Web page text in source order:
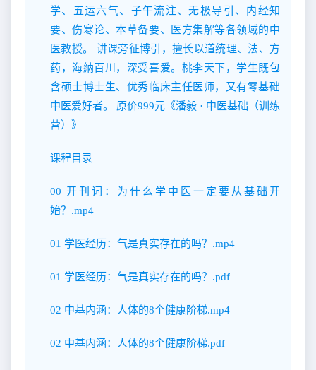
学、五运六气、子午流注、无极导引、内经知
要、伤寒论、本草备要、医方集解等各领域的中
医教授。 讲课旁征博引，擅长以道统理、法、方
药，海納百川，深受喜爱。桃李天下，学生既包
含硕士博士生、优秀临床主任医师，又有零基础
中医爱好者。 原价999元《潘毅 · 中医基础（训练
营）》
课程目录
00 开刊词：为什么学中医一定要从基础开
始？.mp4
01 学医经历：气是真实存在的吗？.mp4
01 学医经历：气是真实存在的吗？.pdf
02 中基内涵：人体的8个健康阶梯.mp4
02 中基内涵：人体的8个健康阶梯.pdf